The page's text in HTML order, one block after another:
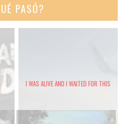
PASÓ?
I WAS ALIVE AND I WAITED FOR THIS